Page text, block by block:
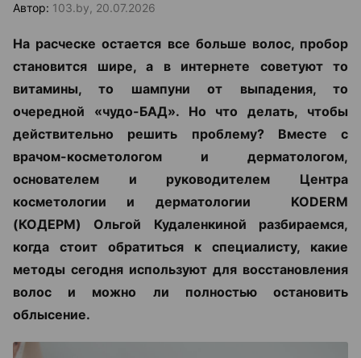
Автор: 103.by, 20.07.2026
На расческе остается все больше волос, пробор
становится шире, а в интернете советуют то
витамины, то шампуни от выпадения, то
очередной «чудо-БАД». Но что делать, чтобы
действительно решить проблему? Вместе с
врачом-косметологом и дерматологом,
основателем и руководителем Центра
косметологии и дерматологии KODERM
(КОДЕРМ) Ольгой Кудаленкиной разбираемся,
когда стоит обратиться к специалисту, какие
методы сегодня используют для восстановления
волос и можно ли полностью остановить
облысение.